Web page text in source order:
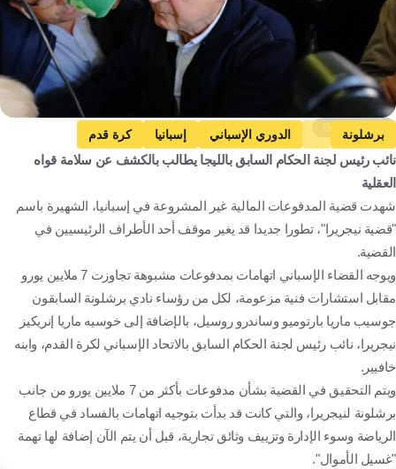
Getty Images
برشلونة الدوري الإسباني إسبانيا كرة قدم
نائب رئيس لجنة الحكام السابق بالليجا يطالب بالكشف عن سلامة قواه
العقلية
شهدت قضية المدفوعات المالية غير المشروعة في إسبانيا، الشهيرة باسم
"قضية نيجريرا"، تطورا جديدا قد يغير موقف أحد الأطراف الرئيسيين في
القضية.
ويوجه القضاء الإسباني اتهامات بمدفوعات مشبوهة تجاوزت 7 ملايين يورو
مقابل استشارات فنية مزعومة، لكل من رؤساء نادي برشلونة السابقون
جوسيب ماريا بارتوميو وساندرو روسيل، بالإضافة إلى خوسيه ماريا إنريكيز
نيجريرا، نائب رئيس لجنة الحكام السابق بالاتحاد الإسباني لكرة القدم، وابنه
خافيير.
ويتم التحقيق في القضية بشأن مدفوعات بأكثر من 7 ملايين يورو من جانب
برشلونة لنيجريرا، والتي كانت قد بدأت بتوجيه اتهامات بالفساد في قطاع
الرياضة وسوء الإدارة وتزييف وثائق تجارية، قبل أن يتم الآن إضافة لها تهمة
"غسيل الأموال".